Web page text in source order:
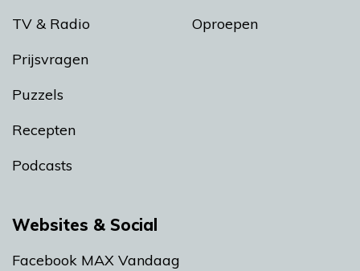
TV & Radio
Prijsvragen
Puzzels
Recepten
Podcasts
Oproepen
Websites & Social
Facebook MAX Vandaag